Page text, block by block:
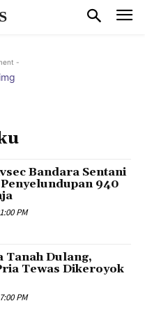
-
Bandara Sentani
940
PM
Tanah Dulang,
Tewas Dikeroyok
PM